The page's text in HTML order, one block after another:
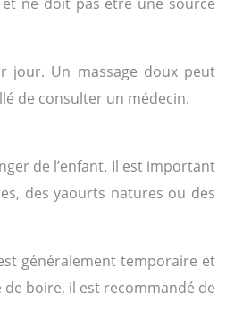
jour. Un massage doux peut
de consulter un médecin.
de l’enfant. Il est important
des yaourts natures ou des
généralement temporaire et
boire, il est recommandé de